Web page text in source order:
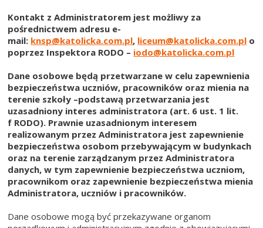
Kontakt z Administratorem jest możliwy za
pośrednictwem adresu e-
mail: knsp@katolicka.com.pl, liceum@katolicka.com.pl
poprzez Inspektora RODO – iodo@katolicka.com.pl
Dane osobowe będą przetwarzane w celu zapewnienia
bezpieczeństwa uczniów, pracowników oraz mienia na
terenie szkoły –podstawą przetwarzania jest
uzasadniony interes administratora (art. 6 ust. 1 lit.
f RODO). Prawnie uzasadnionym interesem
realizowanym przez Administratora jest zapewnienie
bezpieczeństwa osobom przebywającym w budynkach
oraz na terenie zarządzanym przez Administratora
danych, w tym zapewnienie bezpieczeństwa uczniom,
pracownikom oraz zapewnienie bezpieczeństwa mienia
Administratora, uczniów i pracowników.
Dane osobowe mogą być przekazywane organom